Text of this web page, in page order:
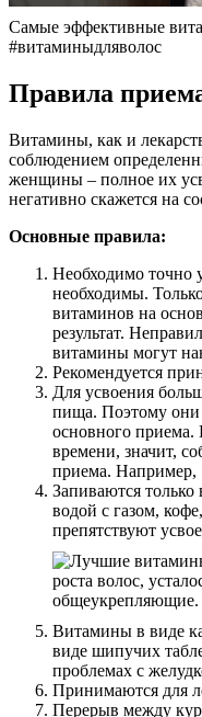
Самые эффективные
#витаминыдляволос
Правила
Витамины, как и
соблюдением
женщины – полное их
негативно скажется на
Основные правила:
Необходимо точно
необходимы.
витаминов на
результат.
витамины могут
Рекомендуется
Для усвоения
пища. Поэтому они
основного приема.
времени, значит,
приема. Например,
Запиваются
водой с газом,
препятствуют
Витамины в виде
виде шипучих
проблемах с
Принимаются для
Перерыв между